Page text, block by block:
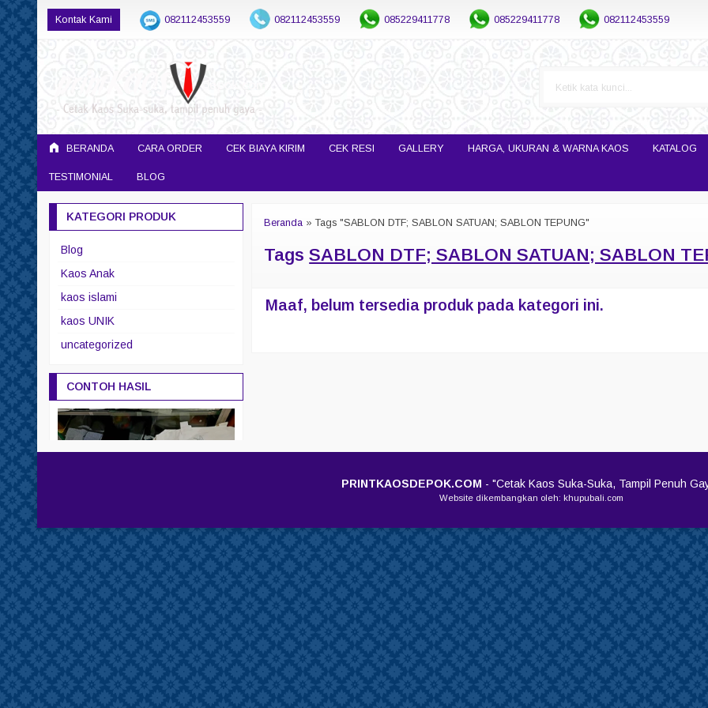
Kontak Kami 082112453559 082112453559 085229411778 085229411778 082112453559
BERANDA CARA ORDER CEK BIAYA KIRIM CEK RESI GALLERY HARGA, UKURAN & WARNA KAOS KATALOG
TESTIMONIAL BLOG
Beranda »Tags "SABLON DTF; SABLON SATUAN; SABLON TEPUNG"
TagsSABLON DTF; SABLON SATUAN; SABLON
Maaf, belum tersedia produk pada kategori ini.
KATEGORI PRODUK
Blog
Kaos Anak
kaos islami
kaos UNIK
uncategorized
CONTOH HASIL
TEMUKAN KAMI DI SOCIAL
MEDIA
Facebook
facebook.com/printkaosdepok
Twitter
twitter.com/ZakyKaos
Instagram
instagram.com/print_kaos_depok/
PRINTKAOSDEPOK.COM - "Cetak Kaos Suka-Suka, Tampil Penuh
Website dikembangkan oleh: khupubali.com